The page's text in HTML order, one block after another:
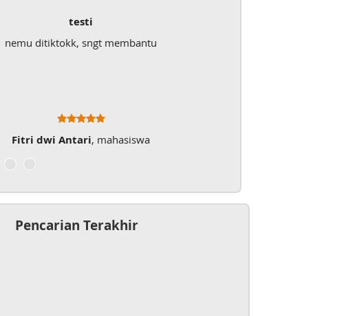
testi
nemu ditiktokk, sngt membantu
Fitri dwi Antari, mahasiswa
Pencarian Terakhir